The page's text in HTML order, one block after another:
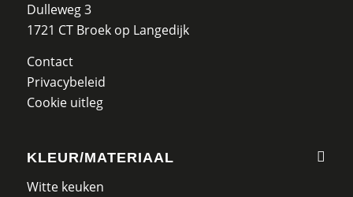
Dulleweg 3
1721 CT Broek op Langedijk
Contact
Privacybeleid
Cookie uitleg
KLEUR/MATERIAAL
Witte keuken